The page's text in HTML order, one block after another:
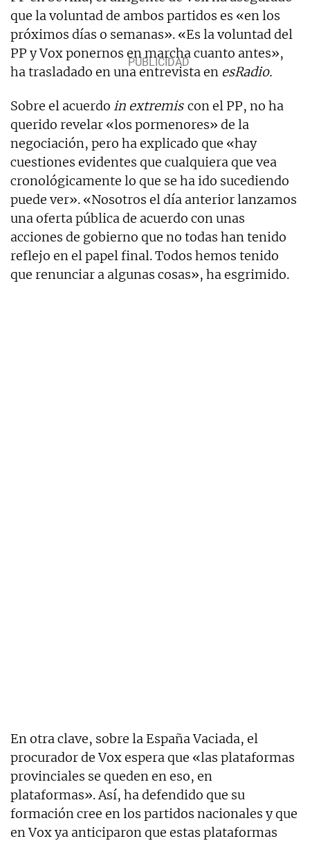
que la voluntad de ambos partidos es «en los
próximos días o semanas». «Es la voluntad del
PP y Vox ponernos en marcha cuanto antes»,
ha trasladado en una entrevista en esRadio.
Sobre el acuerdo in extremis con el PP, no ha
querido revelar «los pormenores» de la
negociación, pero ha explicado que «hay
cuestiones evidentes que cualquiera que vea
cronológicamente lo que se ha ido sucediendo
puede ver». «Nosotros el día anterior lanzamos
una oferta pública de acuerdo con unas
acciones de gobierno que no todas han tenido
reflejo en el papel final. Todos hemos tenido
que renunciar a algunas cosas», ha esgrimido.
En otra clave, sobre la España Vaciada, el
procurador de Vox espera que «las plataformas
provinciales se queden en eso, en
plataformas». Así, ha defendido que su
formación cree en los partidos nacionales y que
en Vox ya anticiparon que estas plataformas